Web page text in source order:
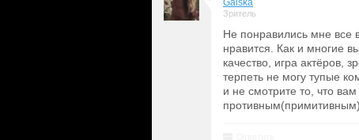
Galska
Зритель
Не понравились мне все
нравится. Как и многие
качество, игра актёров,
терпеть не могу тупые
и не смотрите то, что